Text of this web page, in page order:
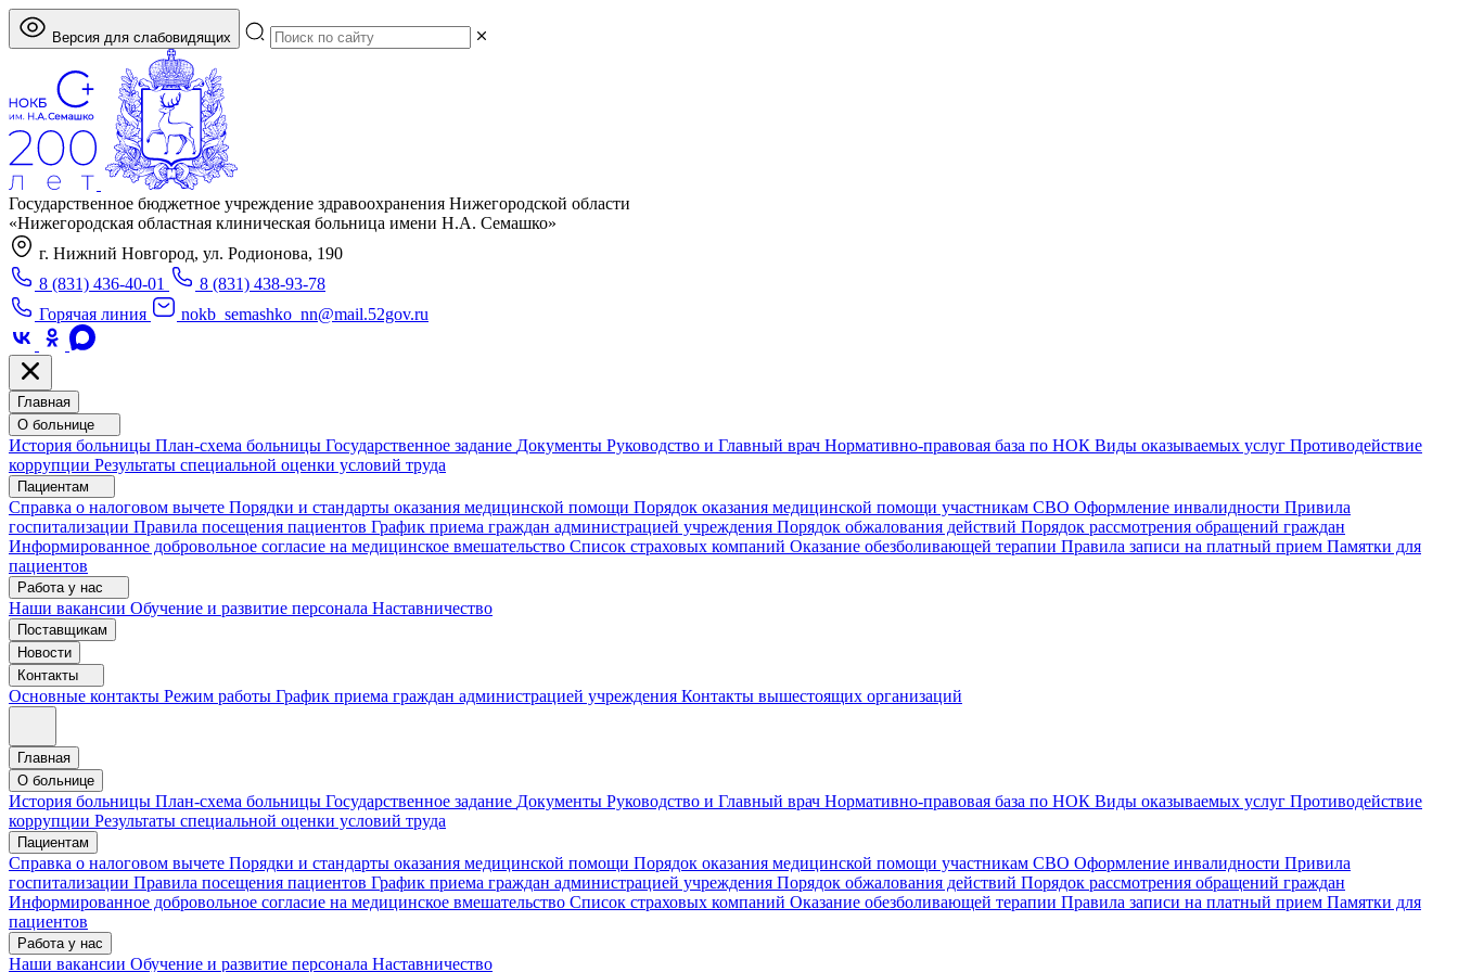
Версия для слабовидящих
Государственное бюджетное учреждение здравоохранения Нижегородской области
«Нижегородская областная клиническая больница имени Н.А. Семашко»
г. Нижний Новгород, ул. Родионова, 190
8 (831) 436-40-01
8 (831) 438-93-78
Горячая линия
nokb_semashko_nn@mail.52gov.ru
Главная
О больнице
История больницы План-схема больницы Государственное задание Документы Руководство и Главный врач Нормативно-правовая база по НОК Виды оказываемых услуг Противодействие
коррупции Результаты специальной оценки условий труда
Пациентам
Справка о налоговом вычете Порядки и стандарты оказания медицинской помощи Порядок оказания медицинской помощи участникам СВО Оформление инвалидности Привила
госпитализации Правила посещения пациентов График приема граждан администрацией учреждения Порядок обжалования действий Порядок рассмотрения обращений граждан
Информированное добровольное согласие на медицинское вмешательство Список страховых компаний Оказание обезболивающей терапии Правила записи на платный прием Памятки для
пациентов
Работа у нас
Наши вакансии Обучение и развитие персонала Наставничество
Поставщикам
Новости
Контакты
Основные контакты Режим работы График приема граждан администрацией учреждения Контакты вышестоящих организаций
Главная
О больнице
История больницы План-схема больницы Государственное задание Документы Руководство и Главный врач Нормативно-правовая база по НОК Виды оказываемых услуг Противодействие
коррупции Результаты специальной оценки условий труда
Пациентам
Справка о налоговом вычете Порядки и стандарты оказания медицинской помощи Порядок оказания медицинской помощи участникам СВО Оформление инвалидности Привила
госпитализации Правила посещения пациентов График приема граждан администрацией учреждения Порядок обжалования действий Порядок рассмотрения обращений граждан
Информированное добровольное согласие на медицинское вмешательство Список страховых компаний Оказание обезболивающей терапии Правила записи на платный прием Памятки для
пациентов
Работа у нас
Наши вакансии Обучение и развитие персонала Наставничество